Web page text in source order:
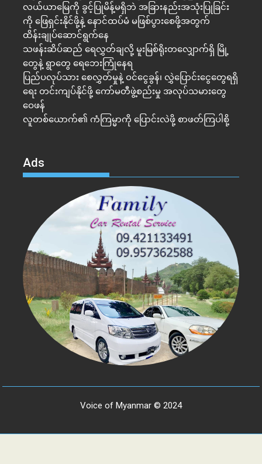
လယ်ယာမြေကို ခွင့်ပြုမိန့်မရှိဘဲ အခြားနည်းအသုံးပြုခြင်း
ကို ဖြေရှင်းနိုင်ဖို့နဲ့ နောင်ထပ်မံ မဖြစ်ပွားစေဖို့အတွက်
ထိန်းချုပ်ဆောင်ရွက်နေ
သဖန်းဆိပ်ဆည် ရေလွှတ်ချလို့ မူးမြစ်ရိုးတလျှောက်ရှိ မြို့
တွေနဲ့ ရွာတွေ ရေဘေးကြုံနေရ
ပြည်ပလုပ်သား စေလွှတ်မှုနဲ့ ဝင်ငွေခွန်၊ လွှဲပြောင်းငွေတွေရရှိ
ရေး တင်းကျပ်နိုင်ဖို့ ကော်မတီဖွဲ့စည်းမှု အလုပ်သမားတွေ
ဝေဖန်
လူတစ်ယောက်၏ ကံကြမ္မာကို ပြောင်းလဲဖို့ စာဖတ်ကြပါစို့
Ads
Voice of Myanmar © 2024